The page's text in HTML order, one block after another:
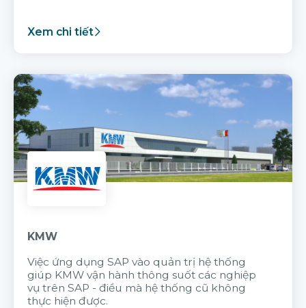
Xem chi tiết
KMW
Việc ứng dụng SAP vào quản trị hệ thống
giúp KMW vận hành thông suốt các nghiệp
vụ trên SAP - điều mà hệ thống cũ không
thực hiện được.